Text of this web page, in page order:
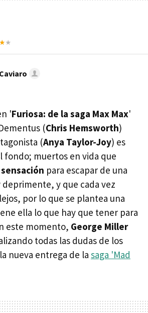
'Furiosa: de la saga Max Max'
(Chris Hemsworth)
(Anya Taylor-Joy) es
fondo; muertos en vida que
sensación para escapar de una
deprimente, y que cada vez
por lo que se plantea una
ella lo que hay que tener para
este momento, George Miller
todas las dudas de los
nueva entrega de la saga 'Mad